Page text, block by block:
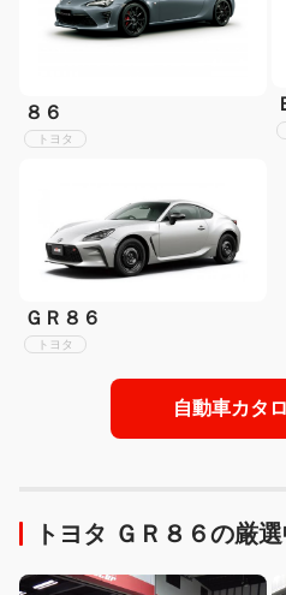
８６
トヨタ
ＧＲ８６
トヨタ
自動車カタ
トヨタ ＧＲ８６の厳